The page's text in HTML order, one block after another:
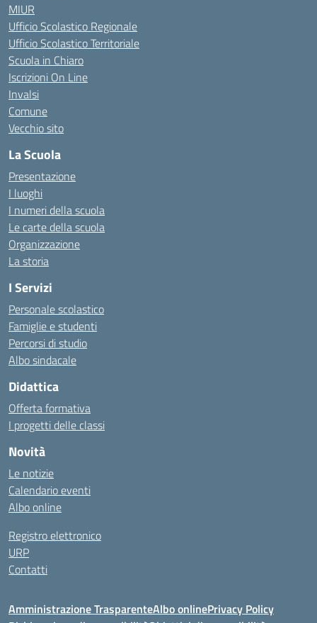
MIUR
Ufficio Scolastico Regionale
Ufficio Scolastico Territoriale
Scuola in Chiaro
Iscrizioni On Line
Invalsi
Comune
Vecchio sito
La Scuola
Presentazione
I luoghi
I numeri della scuola
Le carte della scuola
Organizzazione
La storia
I Servizi
Personale scolastico
Famiglie e studenti
Percorsi di studio
Albo sindacale
Didattica
Offerta formativa
I progetti delle classi
Novità
Le notizie
Calendario eventi
Albo online
Registro elettronico
URP
Contatti
Amministrazione TrasparenteAlbo onlinePrivacy Policy